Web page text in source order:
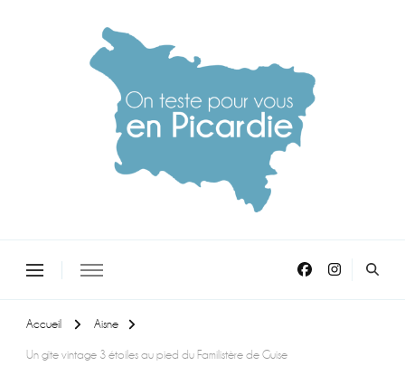
Accueil Aisne
Un gîte vintage 3 étoiles au pied du Familistère de Guise